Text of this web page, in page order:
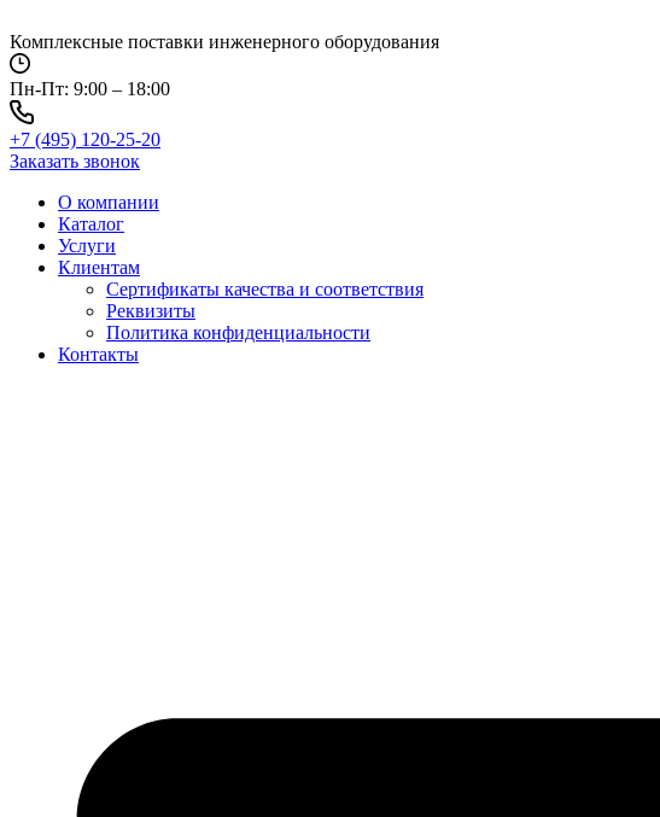
к
содержимому
Комплексные поставки инженерного оборудования
Пн-Пт: 9:00 – 18:00
+7 (495) 120-25-20
Заказать звонок
О компании
Каталог
Услуги
Клиентам
Сертификаты качества и соответствия
Реквизиты
Политика конфиден­циальности
Контакты